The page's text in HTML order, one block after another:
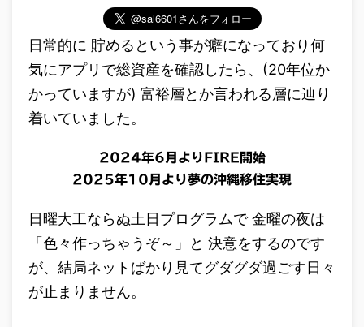
日常的に 貯めるという事が癖になっており何
気にアプリで総資産を確認したら、(20年位か
かっていますが) 富裕層とか言われる層に辿り
着いていました。
2024年6月よりFIRE開始
2025年10月より夢の沖縄移住実現
日曜大工ならぬ土日プログラムで 金曜の夜は
「色々作っちゃうぞ～」と 決意をするのです
が、結局ネットばかり見てグダグダ過ごす日々
が止まりません。